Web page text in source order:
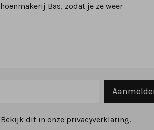
Bas, zodat je ze weer
dit in onze privacyverklaring.